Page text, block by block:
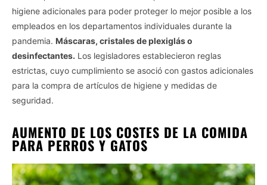
higiene adicionales para poder proteger lo mejor posible a los
empleados en los departamentos individuales durante la
pandemia. Máscaras, cristales de plexiglás o
desinfectantes. Los legisladores establecieron reglas
estrictas, cuyo cumplimiento se asoció con gastos adicionales
para la compra de artículos de higiene y medidas de
seguridad.
AUMENTO DE LOS COSTES DE LA COMIDA
PARA PERROS Y GATOS